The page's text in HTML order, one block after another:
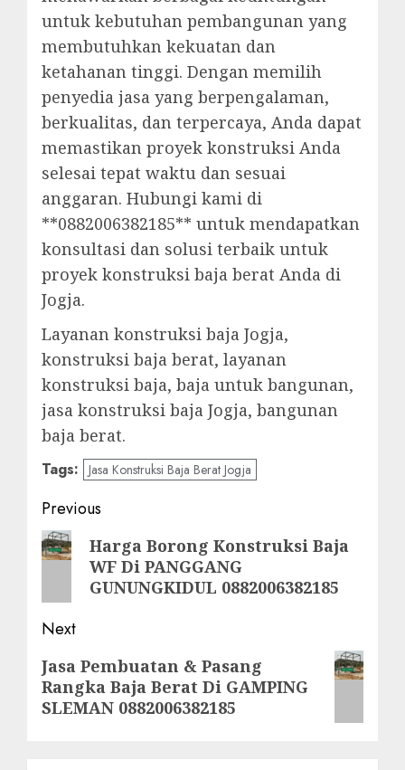
untuk kebutuhan pembangunan yang
membutuhkan kekuatan dan
ketahanan tinggi. Dengan memilih
penyedia jasa yang berpengalaman,
berkualitas, dan terpercaya, Anda dapat
memastikan proyek konstruksi Anda
selesai tepat waktu dan sesuai
anggaran. Hubungi kami di
**0882006382185** untuk mendapatkan
konsultasi dan solusi terbaik untuk
proyek konstruksi baja berat Anda di
Jogja.
Layanan konstruksi baja Jogja,
konstruksi baja berat, layanan
konstruksi baja, baja untuk bangunan,
jasa konstruksi baja Jogja, bangunan
baja berat.
Tags: Jasa Konstruksi Baja Berat Jogja
Post
navigation
Previous
Previous
post:
Harga Borong Konstruksi Baja
WF Di PANGGANG
GUNUNGKIDUL 0882006382185
Next
Next
post:
Jasa Pembuatan & Pasang
Rangka Baja Berat Di GAMPING
SLEMAN 0882006382185